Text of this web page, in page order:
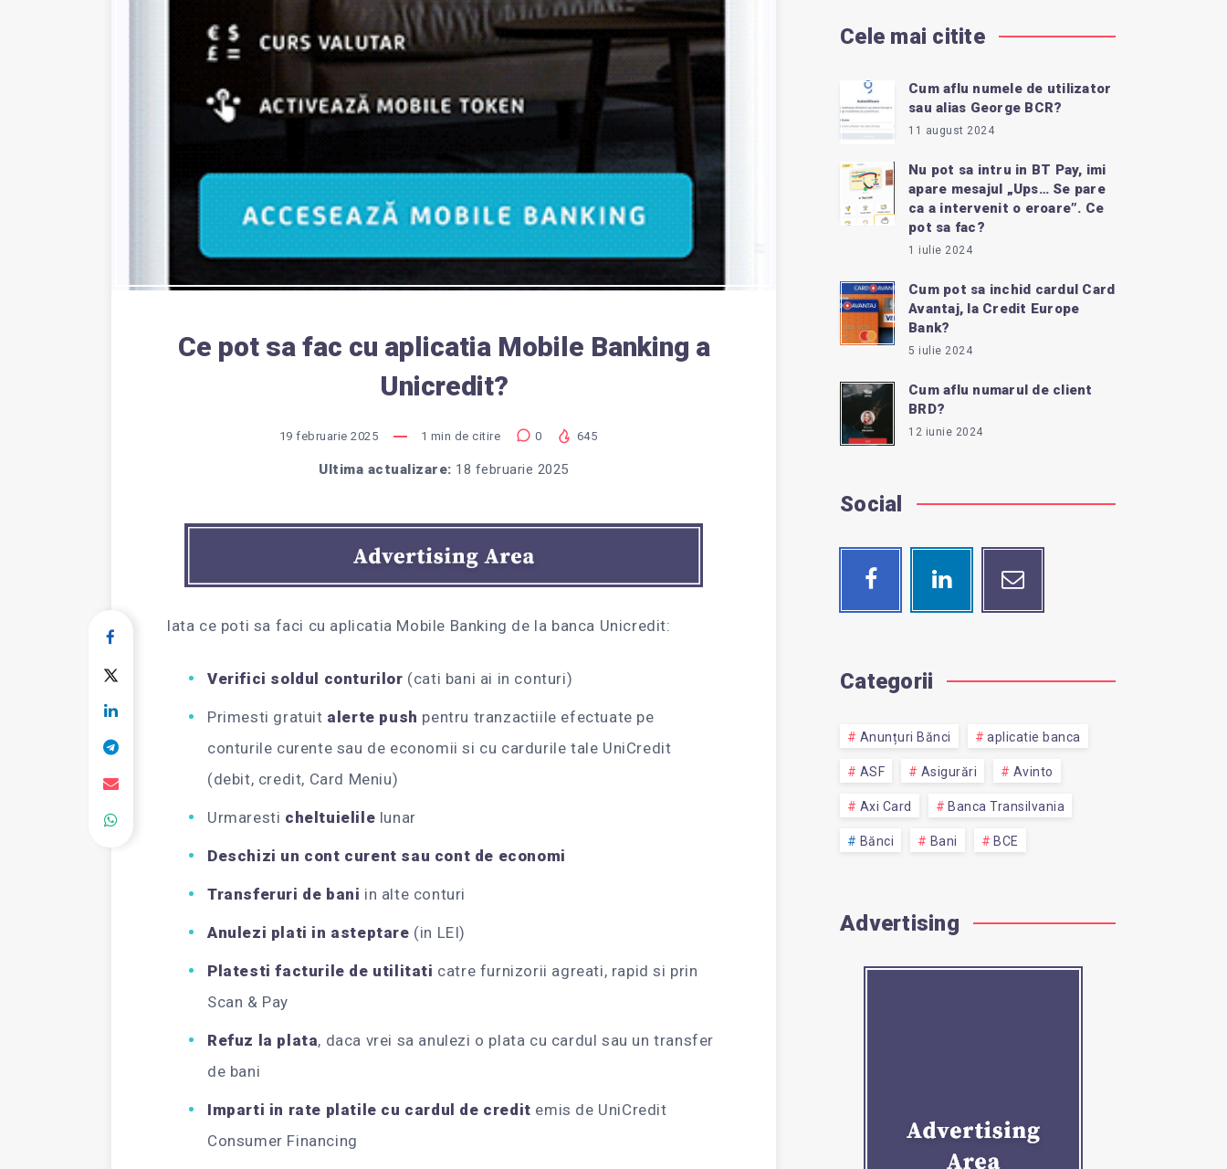
Ce pot sa fac cu aplicatia Mobile Banking a
Unicredit?
19 februarie 2025 1 min de citire 0 645
Ultima actualizare: 18 februarie 2025
Iata ce poti sa faci cu aplicatia Mobile Banking de la banca Unicredit:
Verifici soldul conturilor (cati bani ai in conturi)
Primesti gratuit alerte push pentru tranzactiile efectuate pe
conturile curente sau de economii si cu cardurile tale UniCredit
(debit, credit, Card Meniu)
Urmaresti cheltuielile lunar
Deschizi un cont curent sau cont de economi
Transferuri de bani in alte conturi
Anulezi plati in asteptare (in LEI)
Platesti facturile de utilitati catre furnizorii agreati, rapid si prin
Scan & Pay
Refuz la plata, daca vrei sa anulezi o plata cu cardul sau un transfer
de bani
Imparti in rate platile cu cardul de credit emis de UniCredit
Consumer Financing
Cele mai citite
Cum aflu numele de utilizator
sau alias George BCR?
11 august 2024
Nu pot sa intru in BT Pay, imi
apare mesajul „Ups… Se pare
ca a intervenit o eroare”. Ce
pot sa fac?
1 iulie 2024
Cum pot sa inchid cardul Card
Avantaj, la Credit Europe
Bank?
5 iulie 2024
Cum aflu numarul de client
BRD?
12 iunie 2024
Social
Facebook
Follow
Linkedin
Visit
Email
Contact
Categorii
Anunțuri Bănci aplicatie banca
ASF Asigurări Avinto
Axi Card Banca Transilvania
Bănci Bani BCE
Advertising